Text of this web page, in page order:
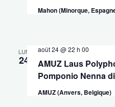
Mahon (Minorque,
LUN
24
AMUZ Laus
Pomponio Nenna
août 24 @ 22 h 00
AMUZ (Anvers, Belgique)